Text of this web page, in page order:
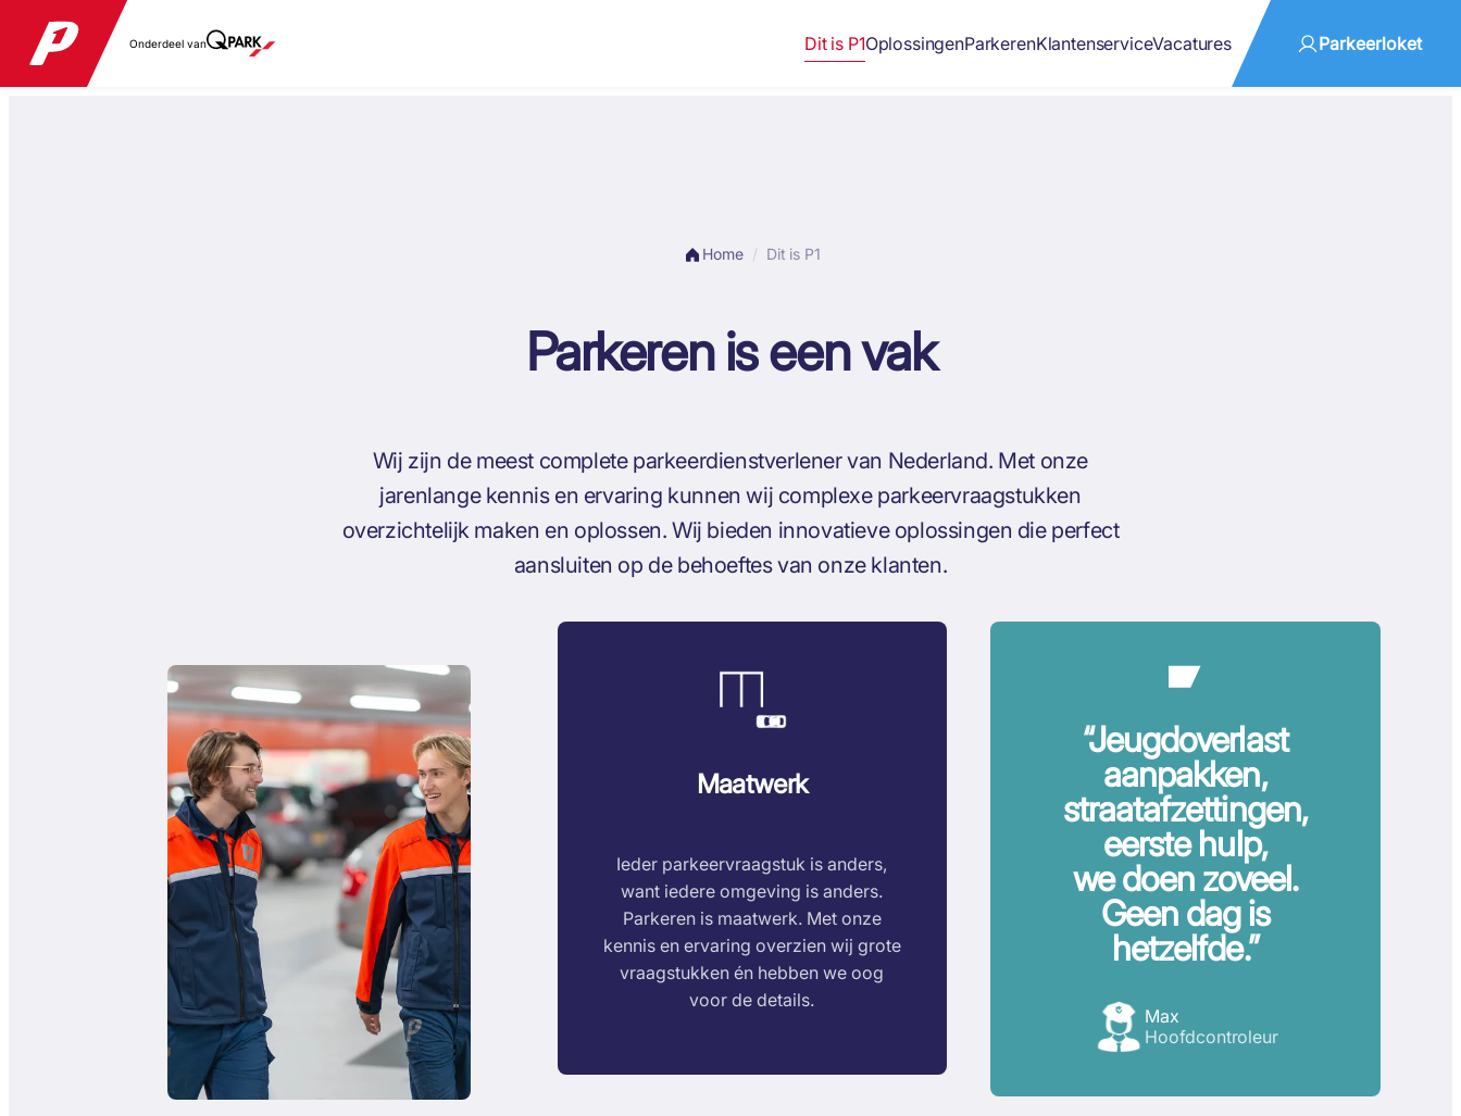
Onderdeel van Dit is P1OplossingenParkerenKlantenserviceVacatures Parkeerloket
Home Dit is P1
Parkeren is een vak
Wij zijn de meest complete parkeerdienstverlener van Nederland. Met onze
jarenlange kennis en ervaring kunnen wij complexe parkeervraagstukken
overzichtelijk maken en oplossen. Wij bieden innovatieve oplossingen die perfect
aansluiten op de behoeftes van onze klanten.
Maatwerk
Ieder parkeervraagstuk is anders,
want iedere omgeving is anders.
Parkeren is maatwerk. Met onze
kennis en ervaring overzien wij grote
vraagstukken én hebben we oog
voor de details.
“Jeugdoverlast
aanpakken,
straatafzettingen,
eerste hulp,
we doen zoveel.
Geen dag is
hetzelfde.”
Max
Hoofdcontroleur